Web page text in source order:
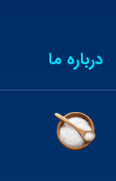
درباره ما